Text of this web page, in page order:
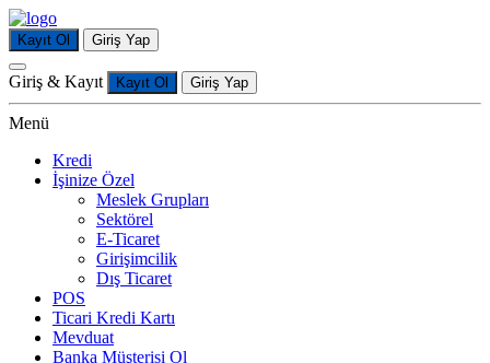
Kayıt Ol Giriş Yap
Giriş & Kayıt Kayıt Ol Giriş Yap
Menü
Kredi
İşinize Özel
Meslek Grupları
Sektörel
E-Ticaret
Girişimcilik
Dış Ticaret
POS
Ticari Kredi Kartı
Mevduat
Banka Müşterisi Ol